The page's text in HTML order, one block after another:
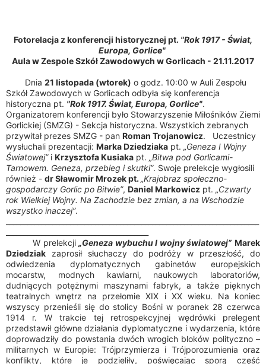
Fotorelacja z konferencji historycznej pt. "Rok 1917 - Świat,
Europa, Gorlice"
Aula w Zespole Szkół Zawodowych w Gorlicach - 21.11.2017
Dnia 21 listopada (wtorek) o godz. 10:00 w Auli Zespołu
Szkół Zawodowych w Gorlicach odbyła się konferencja
historyczna pt. "Rok 1917. Świat, Europa, Gorlice".
Organizatorem konferencji było Stowarzyszenie Miłośników Ziemi
Gorlickiej (SMZG) - Sekcja historyczna. Wszystkich zebranych
przywitał prezes SMZG - pan Roman Trojanowicz. Uczestnicy
wysłuchali prezentacji: Marka Dziedziaka pt. „Geneza I Wojny
Światowej”i Krzysztofa Kusiaka pt. „Bitwa pod Gorlicami-
Tarnowem. Geneza, przebieg i skutki”. Swoje prelekcje wygłosili
również - dr Sławomir Mrozek pt. „Krajobraz społeczno-
gospodarczy Gorlic po Bitwie”, Daniel Markowicz pt. „Czwarty
rok Wielkiej Wojny. Na Zachodzie bez zmian, a na Wschodzie
wszystko inaczej”.
W prelekcji„Geneza wybuchu I wojny światowej” Marek
Dziedziak zaprosił słuchaczy do podróży w przeszłość, do
odwiedzenia dyplomatycznych gabinetów europejskich
mocarstw, modnych kawiarni, naukowych laboratoriów,
dudniących potężnymi maszynami fabryk, a także pięknych
teatralnych wnętrz na przełomie XIX i XX wieku. Na koniec
wszyscy przenieśli się do stolicy Bośni w poranek 28 czerwca
1914 r. W trakcie tej retrospekcyjnej wędrówki prelegent
przedstawił główne działania dyplomatyczne i wydarzenia, które
doprowadziły do powstania dwóch wrogich bloków polityczno –
militarnych w Europie: Trójprzymierza i Trójporozumienia oraz
konflikty, które je podzieliły, poświęcając sporą część